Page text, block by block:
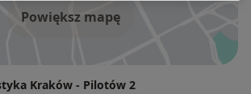
Powiększ mapę
Kraków - Pilotów 2